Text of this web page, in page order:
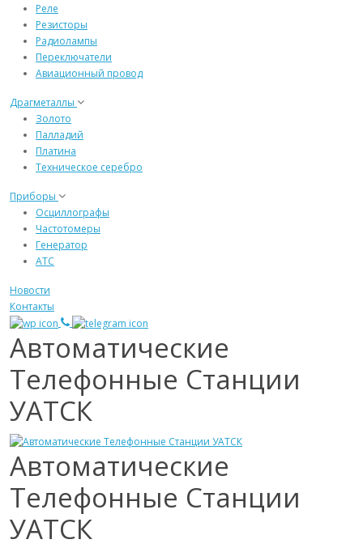
Реле
Резисторы
Радиолампы
Переключатели
Авиационный провод
Драгметаллы
Золото
Палладий
Платина
Техническое серебро
Приборы
Осциллографы
Частотомеры
Генератор
АТС
Новости
Контакты
Автоматические
Телефонные Станции
УАТСК
Автоматические
Телефонные Станции
УАТСК